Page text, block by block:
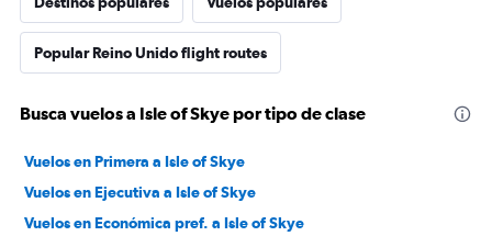
Popular Reino Unido flight routes
Busca vuelos a Isle of Skye por tipo de clase
Vuelos en Primera a Isle of Skye
Vuelos en Ejecutiva a Isle of Skye
Vuelos en Económica pref. a Isle of Skye